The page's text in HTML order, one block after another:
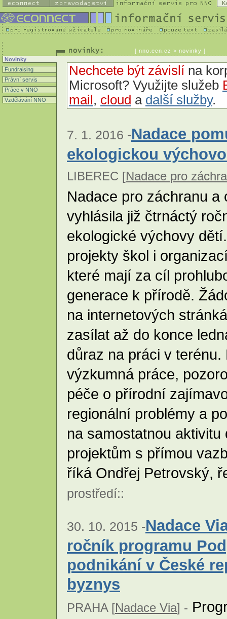
[ nno.ecn.cz > novinky ]
Novinky
Fundraising
Právní servis
Práce v NNO
Vzdělávání NNO
Nechcete být závislí na
Microsoft? Využijte služeb
mail , cloud a další služby.
7. 1. 2016 -Nadace
ekologickou
LIBEREC [Nadace pro
Nadace pro záchranu
vyhlásila již čtrnáctý
ekologické výchovy
projekty škol i
které mají za cíl
generace k přírodě.
na internetových
zasílat až do konce
důraz na práci v
výzkumná práce,
péče o přírodní
regionální problémy a
na samostatnou
projektům s přímou
říká Ondřej Petrovský,
prostředí::
30. 10. 2015 -Nadace
ročník programu
podnikání v České
byznys
PRAHA [Nadace Via] -